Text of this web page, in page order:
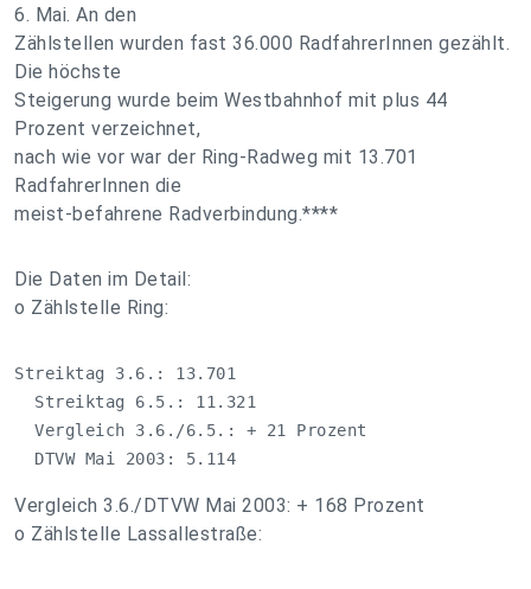
6. Mai. An den
Zählstellen wurden fast 36.000 RadfahrerInnen gezählt.
Die höchste
Steigerung wurde beim Westbahnhof mit plus 44
Prozent verzeichnet,
nach wie vor war der Ring-Radweg mit 13.701
RadfahrerInnen die
meist-befahrene Radverbindung.****
Die Daten im Detail:
o Zählstelle Ring:
Streiktag 3.6.: 13.701
  Streiktag 6.5.: 11.321
  Vergleich 3.6./6.5.: + 21 Prozent
  DTVW Mai 2003: 5.114
Vergleich 3.6./DTVW Mai 2003: + 168 Prozent
o Zählstelle Lassallestraße: